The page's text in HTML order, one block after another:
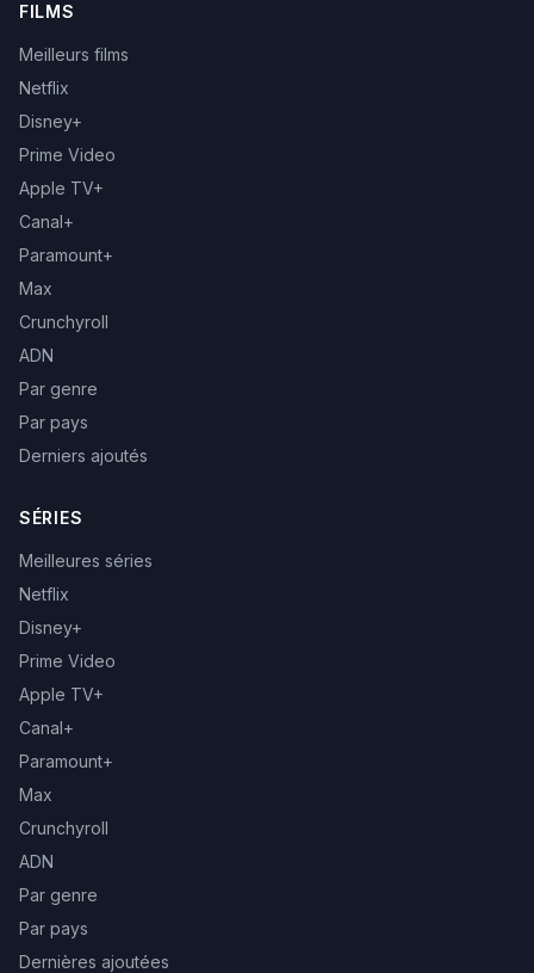
FILMS
Meilleurs films
Netflix
Disney+
Prime Video
Apple TV+
Canal+
Paramount+
Max
Crunchyroll
ADN
Par genre
Par pays
Derniers ajoutés
SÉRIES
Meilleures séries
Netflix
Disney+
Prime Video
Apple TV+
Canal+
Paramount+
Max
Crunchyroll
ADN
Par genre
Par pays
Dernières ajoutées